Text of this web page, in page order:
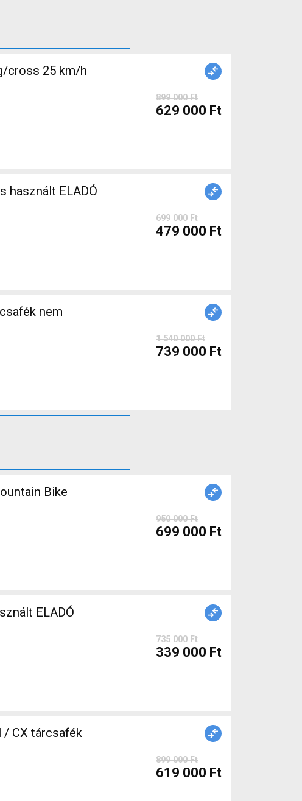
cross 25 km/h
899 000 Ft
629 000 Ft
használt ELADÓ
699 000 Ft
479 000 Ft
nem
1 540 000 Ft
739 000 Ft
Bike
950 000 Ft
699 000 Ft
ELADÓ
735 000 Ft
339 000 Ft
/ CX tárcsafék
899 000 Ft
619 000 Ft